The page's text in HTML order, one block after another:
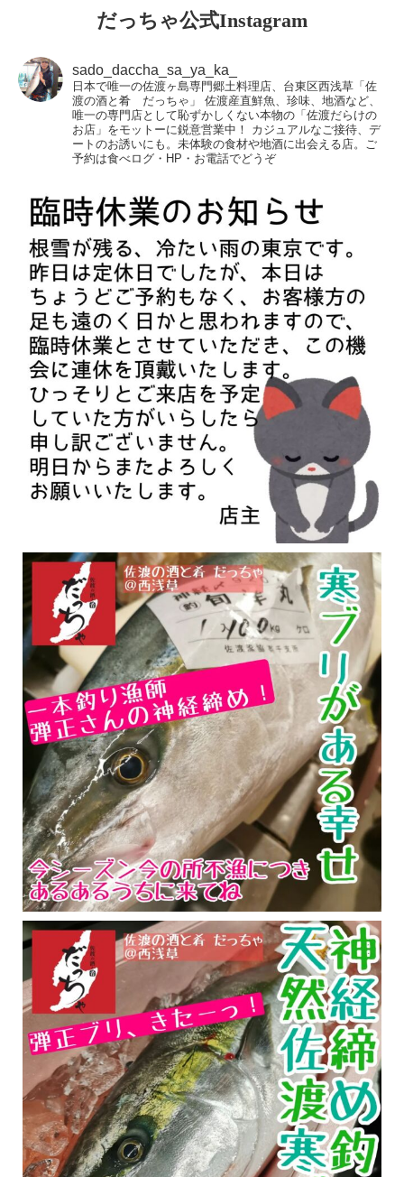
だっちゃ公式Instagram
sado_daccha_sa_ya_ka_
日本で唯一の佐渡ヶ島専門郷土料理店、台東区西浅草「佐
渡の酒と肴 だっちゃ」
佐渡産直鮮魚、珍味、地酒など、
唯一の専門店として恥ずかしくない本物の「佐渡だらけの
お店」をモットーに鋭意営業中！
カジュアルなご接待、デ
ートのお誘いにも。未体験の食材や地酒に出会える店。ご
予約は食べログ・HP・お電話でどうぞ